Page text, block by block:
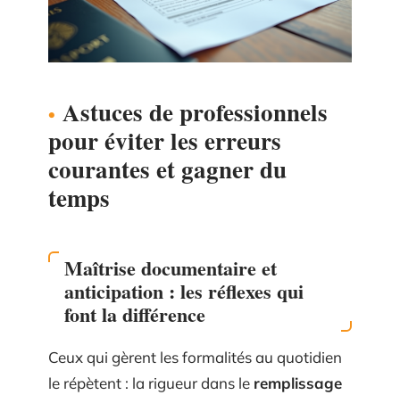
Astuces de professionnels
pour éviter les erreurs
courantes et gagner du
temps
Maîtrise documentaire et
anticipation : les réflexes qui
font la différence
Ceux qui gèrent les formalités au quotidien
le répètent : la rigueur dans le remplissage